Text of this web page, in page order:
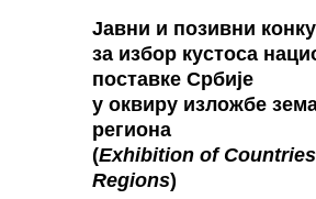
Јавни и позивни
за избор кустоса
поставке Србије
у оквиру изложбе
региона
(Exhibition of
Regions)